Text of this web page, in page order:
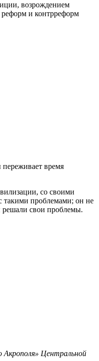
возрождением
реформ и контрреформ
переживает время
со своими
такими проблемами; он не
решали свои проблемы.
Акрополя» Центральной